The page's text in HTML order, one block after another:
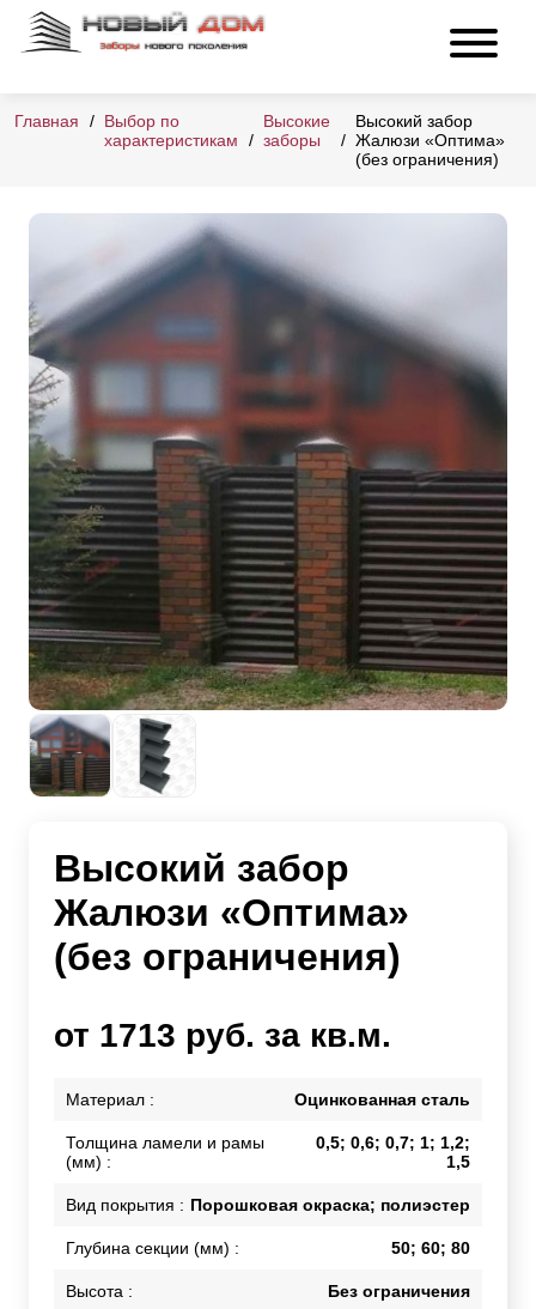
Главная
Выбор по
характеристикам
Высокие
заборы
Высокий забор
Жалюзи «Оптима»
(без ограничения)
Высокий забор
Жалюзи «Оптима»
(без ограничения)
от 1713 руб. за кв.м.
Материал : Оцинкованная сталь
Толщина ламели и рамы
(мм) :
0,5; 0,6; 0,7; 1; 1,2;
1,5
Вид покрытия : Порошковая окраска; полиэстер
Глубина секции (мм) : 50; 60; 80
Высота : Без ограничения